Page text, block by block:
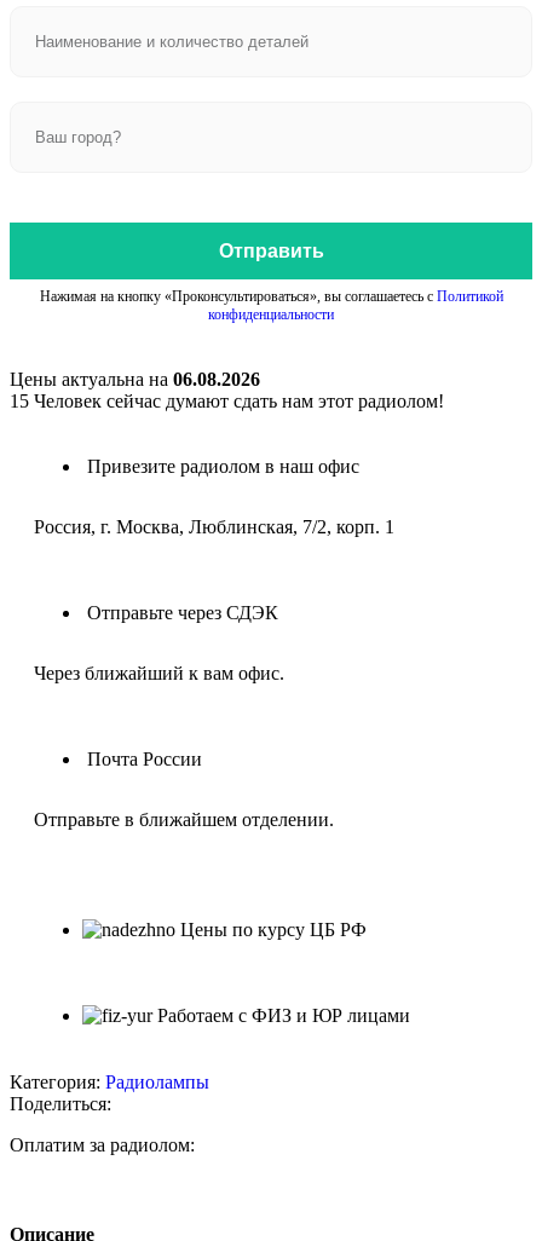
Отправить
Нажимая на кнопку «Проконсультироваться», вы соглашаетесь с Политикой
конфиденциальности
Цены актуальна на 06.08.2026
15 Человек сейчас думают сдать нам этот радиолом!
Привезите радиолом в наш офис
Россия, г. Москва, Люблинская, 7/2, корп. 1
Отправьте через СДЭК
Через ближайший к вам офис.
Почта России
Отправьте в ближайшем отделении.
Цены по курсу ЦБ РФ
Работаем с ФИЗ и ЮР лицами
Категория: Радиолампы
Поделиться:
Оплатим за радиолом:
Описание